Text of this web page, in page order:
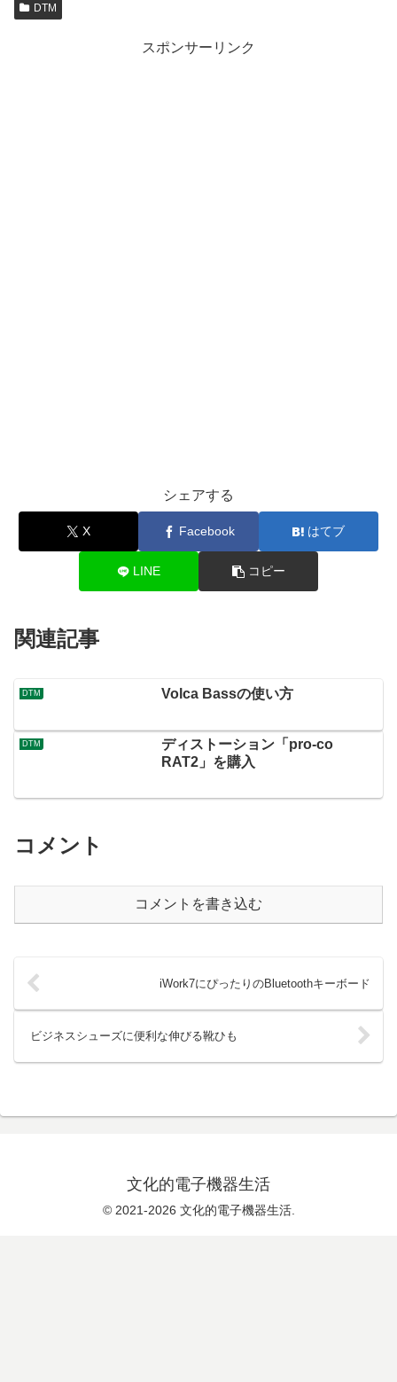
DTM
スポンサーリンク
シェアする
X Facebook はてブ
LINE コピー
関連記事
DTM Volca Bassの使い方
DTM
ディストーション「pro-co
RAT2」を購入
コメント
コメントを書き込む
iWork7にぴったりのBluetoothキーボード
ビジネスシューズに便利な伸びる靴ひも
文化的電子機器生活
© 2021-2026 文化的電子機器生活.